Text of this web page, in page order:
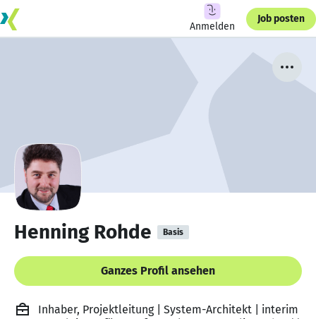
Anmelden
Job posten
Henning Rohde Basis
Ganzes Profil ansehen
Inhaber, Projektleitung | System-Architekt | interim